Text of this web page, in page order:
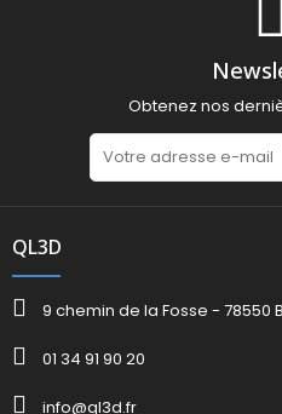
Obtenez nos
QL3D
9 chemin de la Fosse - 78550
01 34 91 90 20
info@ql3d.fr